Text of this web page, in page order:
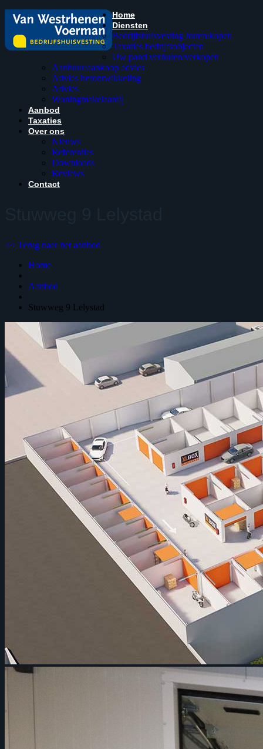
Home
Diensten
Bedrijfshuisvesting huren/kopen
Taxaties bedrijfsobjecten
Uw pand verhuren/verkopen
Aanhuur/aankoop advies
Advies herontwikkeling
Advies
Woningmakelaardij
Aanbod
Taxaties
Over ons
Nieuws
Referenties
Downloads
Reviews
Contact
<< Terug naar het aanbod
Home
Aanbod
Stuwweg 9 Lelystad